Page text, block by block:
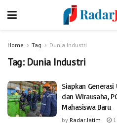
Home Tag Dunia Industri
Tag: Dunia Industri
Siapkan
dan Wirausaha,
Mahasiswa Baru
by Radar Jatim